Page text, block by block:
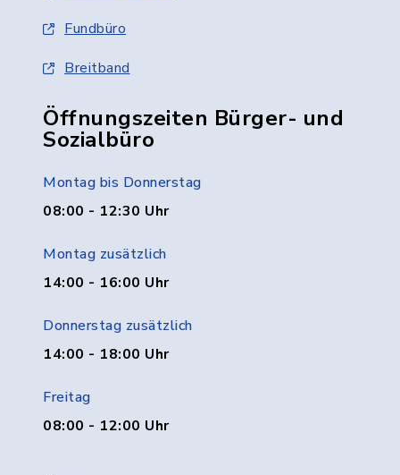
Fundbüro
Breitband
Öffnungszeiten Bürger- und
Sozialbüro
Montag bis Donnerstag
08:00 - 12:30 Uhr
Montag zusätzlich
14:00 - 16:00 Uhr
Donnerstag zusätzlich
14:00 - 18:00 Uhr
Freitag
08:00 - 12:00 Uhr